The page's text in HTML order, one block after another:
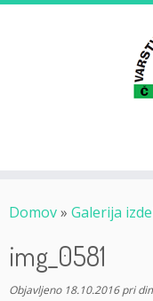
Skoči
Domov» Galerija
img_0581
Objavljeno 18.10.2016pri